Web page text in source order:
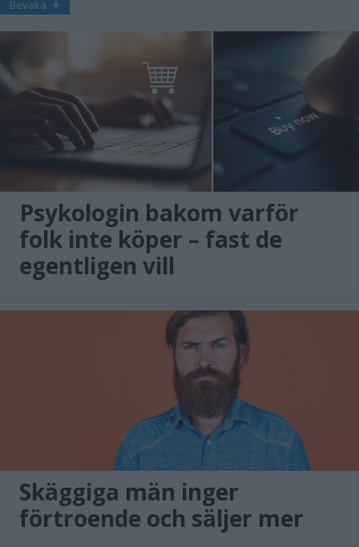
Bevaka
Psykologin bakom varför
folk inte köper – fast de
egentligen vill
Skäggiga män inger
förtroende och säljer mer